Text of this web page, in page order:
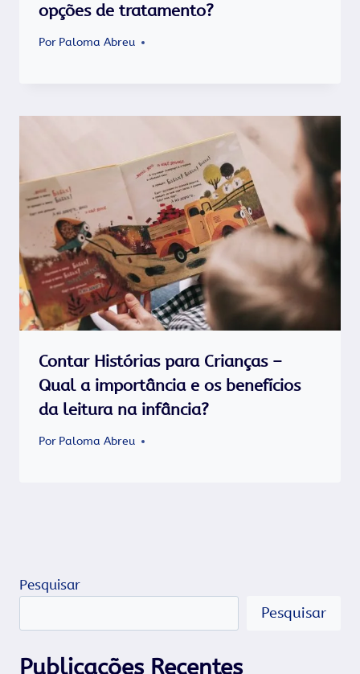
opções de tratamento?
Por Paloma Abreu
Contar Histórias para Crianças –
Qual a importância e os benefícios
da leitura na infância?
Por Paloma Abreu
Pesquisar
Pesquisar
Publicações Recentes